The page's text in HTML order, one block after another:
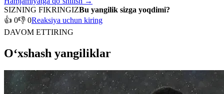
SIZNING FIKRINGIZBu yangilik sizga yoqdimi?
👍 0👎 0Reaksiya uchun kiring
DAVOM ETTIRING
O‘xshash yangiliklar